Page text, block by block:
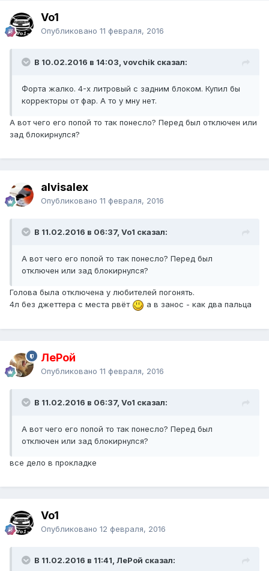
Vo1
Опубликовано 11 февраля, 2016
В 10.02.2016 в 14:03, vovchik сказал:
Форта жалко. 4-х литровый с задним блоком. Купил бы
корректоры от фар. А то у мну нет.
А вот чего его попой то так понесло? Перед был отключен или
зад блокирнулся?
alvisalex
Опубликовано 11 февраля, 2016
В 11.02.2016 в 06:37, Vo1 сказал:
А вот чего его попой то так понесло? Перед был
отключен или зад блокирнулся?
Голова была отключена у любителей погонять.
4л без джеттера с места рвёт
а в занос - как два пальца
ЛеРой
Опубликовано 11 февраля, 2016
В 11.02.2016 в 06:37, Vo1 сказал:
А вот чего его попой то так понесло? Перед был
отключен или зад блокирнулся?
все дело в прокладке
Vo1
Опубликовано 12 февраля, 2016
В 11.02.2016 в 11:41, ЛеРой сказал: